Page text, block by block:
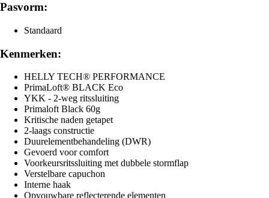
Pasvorm:
Standaard
Kenmerken:
HELLY TECH® PERFORMANCE
PrimaLoft® BLACK Eco
YKK - 2-weg ritssluiting
Primaloft Black 60g
Kritische naden getapet
2-laags constructie
Duurelementbehandeling (DWR)
Gevoerd voor comfort
Voorkeursritssluiting met dubbele stormflap
Verstelbare capuchon
Interne haak
Opvouwbare reflecterende elementen